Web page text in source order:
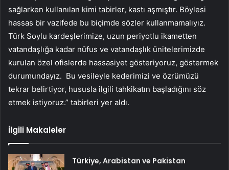
sağlarken kullanılan kimi tabirler, kastı aşmıştır. Böylesi
hassas bir vazifede bu biçimde sözler kullanmamalıyız.
Türk Soylu kardeşlerimize, uzun periyotlu ikametten
vatandaşlığa kadar nüfus ve vatandaşlık ünitelerimizde
kurulan özel ofislerde hassasiyet gösteriyoruz, göstermek
durumundayız. Bu vesileyle kederimizi ve özrümüzü
tekrar belirtiyor, hususla ilgili tahkikatın başladığını söz
etmek istiyoruz.” tabirleri yer aldı.
İlgili Makaleler
Türkiye, Arabistan ve Pakistan